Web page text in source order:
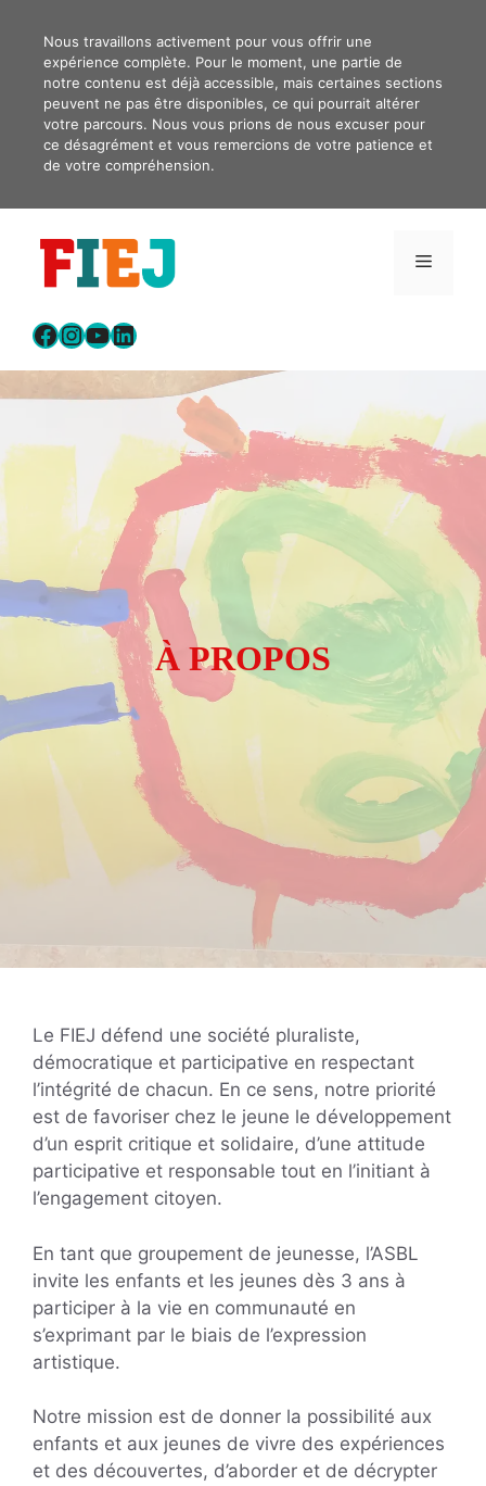
contenu
Nous travaillons activement pour vous offrir une
expérience complète. Pour le moment, une partie de
notre contenu est déjà accessible, mais certaines sections
peuvent ne pas être disponibles, ce qui pourrait altérer
votre parcours. Nous vous prions de nous excuser pour
ce désagrément et vous remercions de votre patience et
de votre compréhension.
Menu
Facebook
Instagram
YouTube
LinkedIn
À PROPOS
Le FIEJ défend une société pluraliste,
démocratique et participative en respectant
l’intégrité de chacun. En ce sens, notre priorité
est de favoriser chez le jeune le développement
d’un esprit critique et solidaire, d’une attitude
participative et responsable tout en l’initiant à
l’engagement citoyen.
En tant que groupement de jeunesse, l’ASBL
invite les enfants et les jeunes dès 3 ans à
participer à la vie en communauté en
s’exprimant par le biais de l’expression
artistique.
Notre mission est de donner la possibilité aux
enfants et aux jeunes de vivre des expériences
et des découvertes, d’aborder et de décrypter